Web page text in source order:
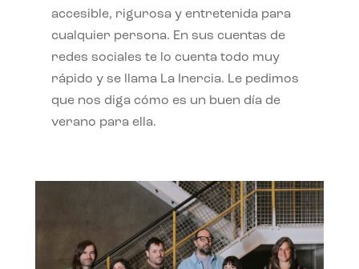
accesible, rigurosa y entretenida para
cualquier persona. En sus cuentas de
redes sociales te lo cuenta todo muy
rápido y se llama La Inercia. Le pedimos
que nos diga cómo es un buen día de
verano para ella.